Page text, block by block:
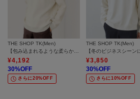
THE SHOP TK(Men)
【包み込まれるような柔らかさ】配色モールニット 洗濯機OK
¥4,192
30%OFF
さらに20%OFF
THE SHOP TK(Men)
¥3,850
30%OFF
さらに10%OFF